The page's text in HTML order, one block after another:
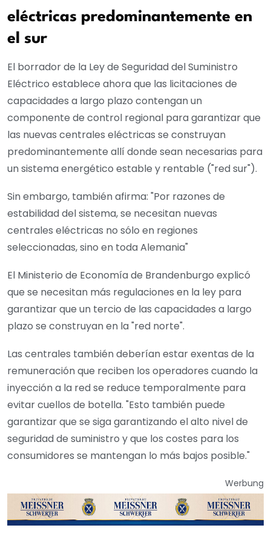
eléctricas predominantemente en
el sur
El borrador de la Ley de Seguridad del Suministro
Eléctrico establece ahora que las licitaciones de
capacidades a largo plazo contengan un
componente de control regional para garantizar que
las nuevas centrales eléctricas se construyan
predominantemente allí donde sean necesarias para
un sistema energético estable y rentable ("red sur").
Sin embargo, también afirma: "Por razones de
estabilidad del sistema, se necesitan nuevas
centrales eléctricas no sólo en regiones
seleccionadas, sino en toda Alemania"
El Ministerio de Economía de Brandenburgo explicó
que se necesitan más regulaciones en la ley para
garantizar que un tercio de las capacidades a largo
plazo se construyan en la "red norte".
Las centrales también deberían estar exentas de la
remuneración que reciben los operadores cuando la
inyección a la red se reduce temporalmente para
evitar cuellos de botella. "Esto también puede
garantizar que se siga garantizando el alto nivel de
seguridad de suministro y que los costes para los
consumidores se mantengan lo más bajos posible."
Werbung